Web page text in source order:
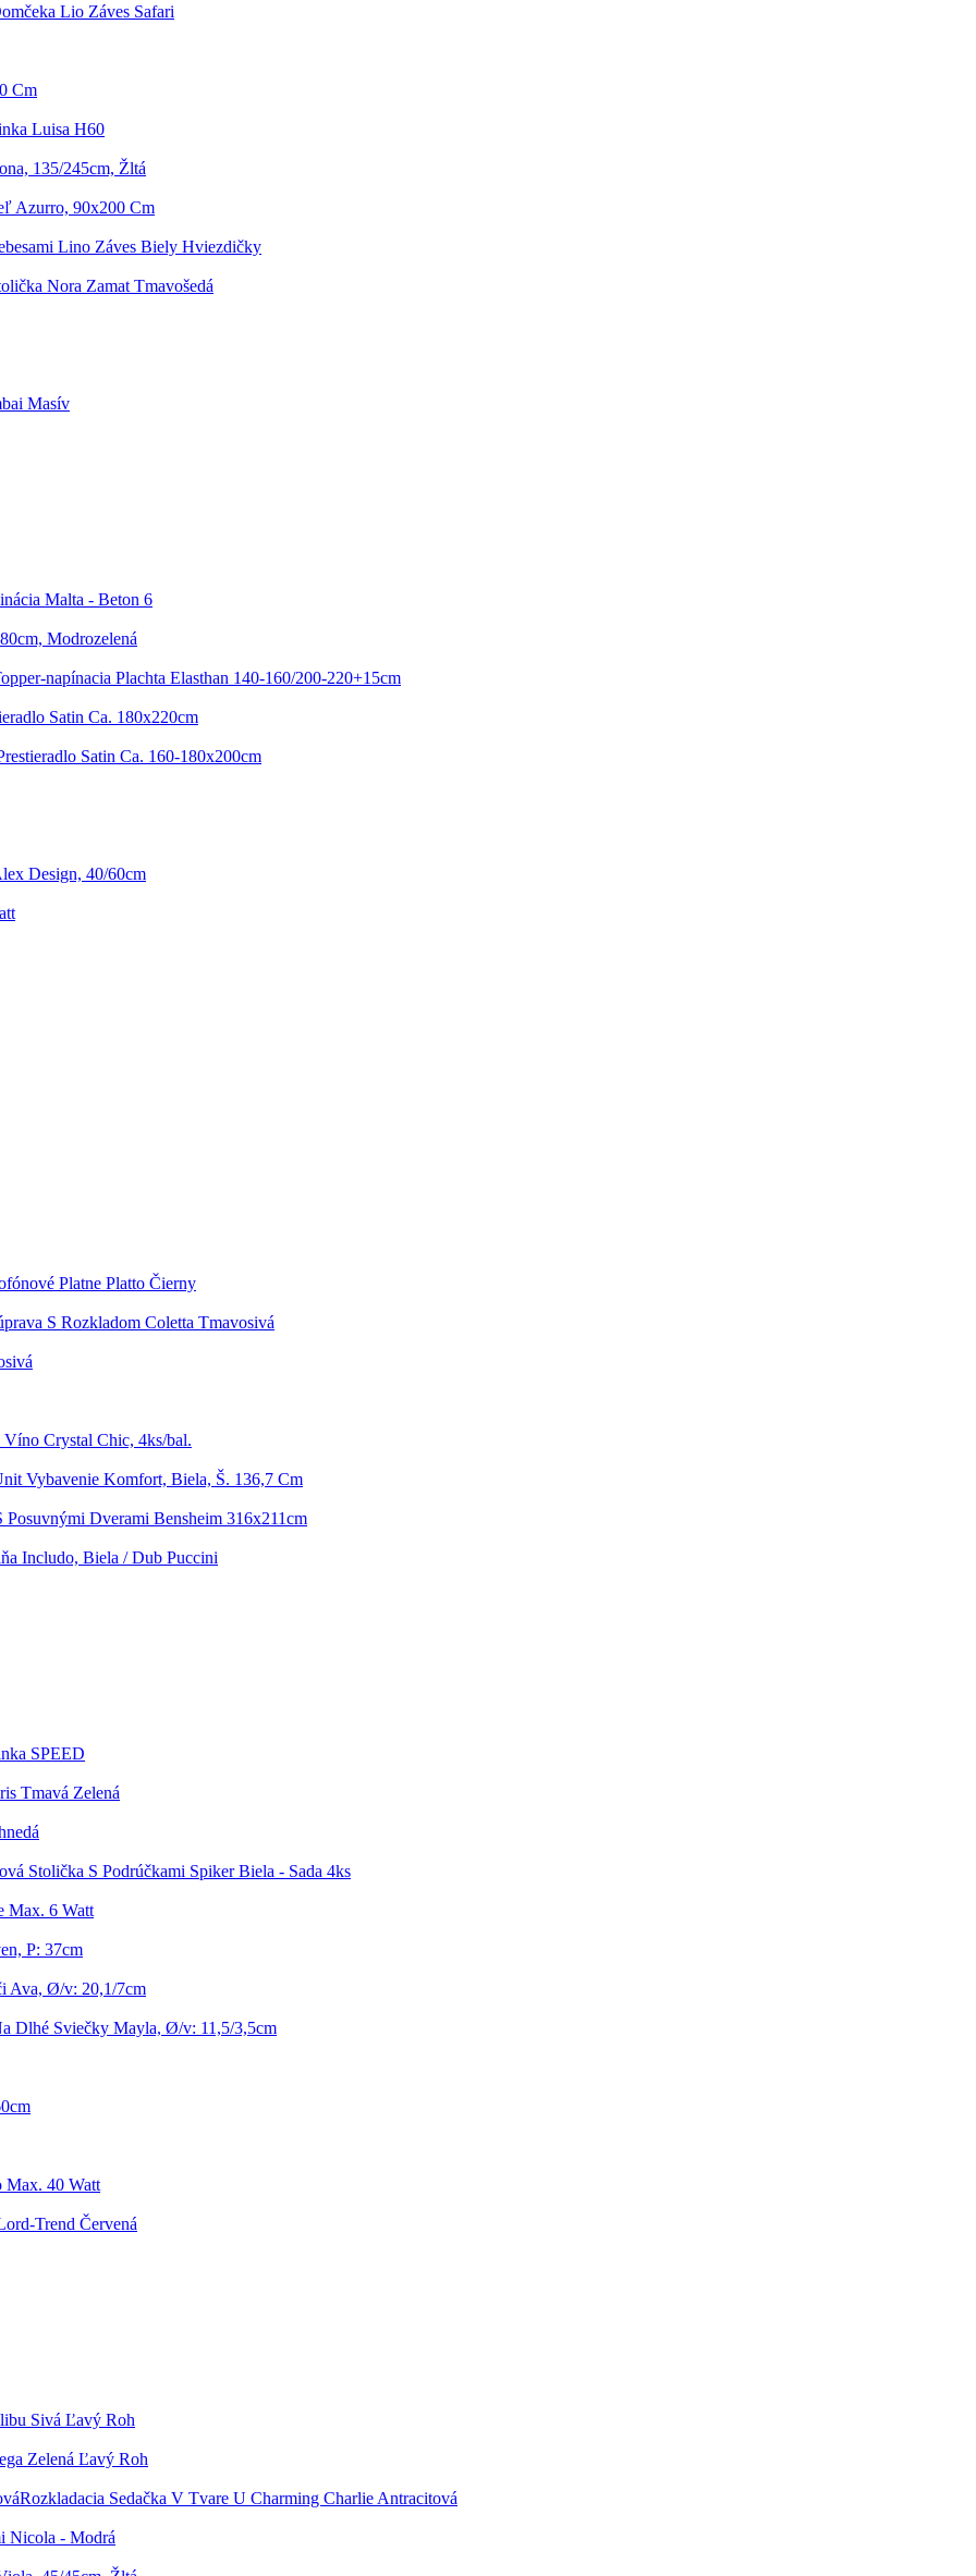
Lio Záves Safari
Cm
Luisa H60
135/245cm, Žltá
Azurro, 90x200 Cm
Lino Záves Biely Hviezdičky
Nora Zamat Tmavošedá
Masív
Malta - Beton 6
Modrozelená
napínacia Plachta Elasthan 140-160/200-220+15cm
Satin Ca. 180x220cm
Satin Ca. 160-180x200cm
Design, 40/60cm
Platne Platto Čierny
S Rozkladom Coletta Tmavosivá
Víno Crystal Chic, 4ks/bal.
Vybavenie Komfort, Biela, Š. 136,7 Cm
Posuvnými Dverami Bensheim 316x211cm
Includo, Biela / Dub Puccini
SPEED
Tmavá Zelená
Stolička S Podrúčkami Spiker Biela - Sada 4ks
Max. 6 Watt
P: 37cm
Ava, Ø/v: 20,1/7cm
Dlhé Sviečky Mayla, Ø/v: 11,5/3,5cm
Max. 40 Watt
Trend Červená
Sivá Ľavý Roh
Zelená Ľavý Roh
Rozkladacia Sedačka V Tvare U Charming Charlie Antracitová
Nicola - Modrá